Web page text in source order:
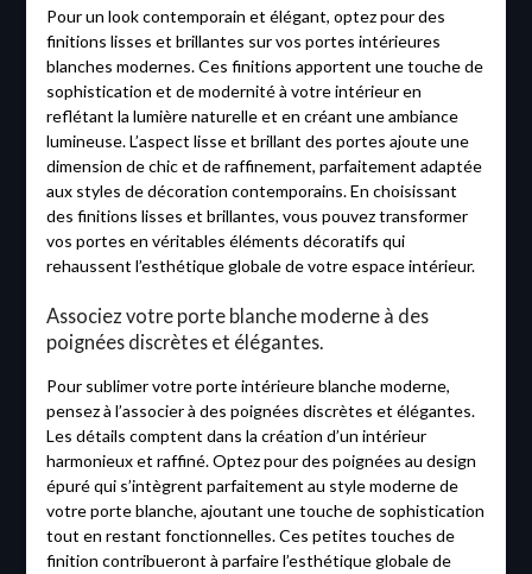
Pour un look contemporain et élégant, optez pour des
finitions lisses et brillantes sur vos portes intérieures
blanches modernes. Ces finitions apportent une touche de
sophistication et de modernité à votre intérieur en
reflétant la lumière naturelle et en créant une ambiance
lumineuse. L’aspect lisse et brillant des portes ajoute une
dimension de chic et de raffinement, parfaitement adaptée
aux styles de décoration contemporains. En choisissant
des finitions lisses et brillantes, vous pouvez transformer
vos portes en véritables éléments décoratifs qui
rehaussent l’esthétique globale de votre espace intérieur.
Associez votre porte blanche moderne à des
poignées discrètes et élégantes.
Pour sublimer votre porte intérieure blanche moderne,
pensez à l’associer à des poignées discrètes et élégantes.
Les détails comptent dans la création d’un intérieur
harmonieux et raffiné. Optez pour des poignées au design
épuré qui s’intègrent parfaitement au style moderne de
votre porte blanche, ajoutant une touche de sophistication
tout en restant fonctionnelles. Ces petites touches de
finition contribueront à parfaire l’esthétique globale de